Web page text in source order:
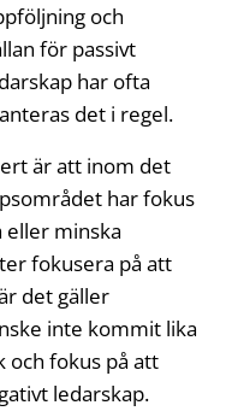
och
för passivt
har ofta
det i regel.
är att inom det
har fokus
minska
fokusera på att
det gäller
inte kommit lika
och fokus på att
ledarskap.